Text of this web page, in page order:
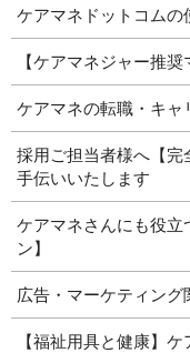
ケアマネドットコムの
【ケアマネジャー推
ケアマネの転職・キャ
採用ご担当者様へ【
手伝いいたします
ケアマネさんにも役
ン】
広告・マーケティン
【福祉用具と健康】